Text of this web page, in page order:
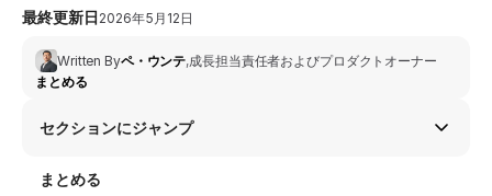
最終更新日 2026年5月12日
Written Byペ・ウンテ,成長担当責任者およびプロダクトオーナー
まとめる
セクションにジャンプ
まとめる